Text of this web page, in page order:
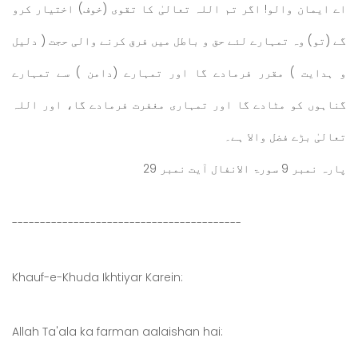
اے ایمان والو! اگر تم اللہ تعالیٰ کا تقوی (خوف) اختیار کرو
گے (تو) وہ تمہارے لئے حق و باطل میں فرق کرنے والی حجت ( دلیل
و ہدایت ) مقرر فرمادے گا اور تمہارے (دامن ) سے تمہارے
گناہوں کو مٹادے گا اور تمہاری مغفرت فرمادے گا، اور اللہ
تعالیٰ بڑے فضل والا ہے۔
پارہ نمبر 9 سورۃ الانفال آیت نمبر 29
-----------------------------------------
Khauf-e-Khuda Ikhtiyar Karein:
Allah Ta'ala ka farman aalaishan hai: